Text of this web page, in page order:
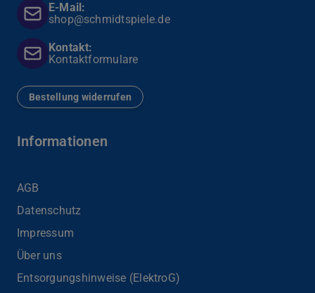
E-Mail:
shop@schmidtspiele.de
Kontakt:
Kontaktformulare
Bestellung widerrufen
Informationen
AGB
Datenschutz
Impressum
Über uns
Entsorgungshinweise (ElektroG)